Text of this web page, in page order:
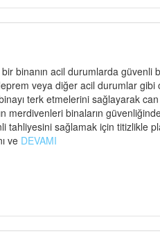
binanın acil durumlarda güvenli
veya diğer acil durumlar gibi
terk etmelerini sağlayarak can
merdivenleri binaların
tahliyesini sağlamak için titizlikle
ve DEVAMI